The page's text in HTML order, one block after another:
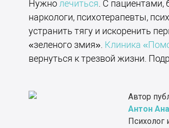
Нужно лечиться . С
наркологи, психотерапевты,
устранить тягу и искоренить
«зеленого змия». Клиника
вернуться к трезвой жизни.
Автор
Антон
Психолог